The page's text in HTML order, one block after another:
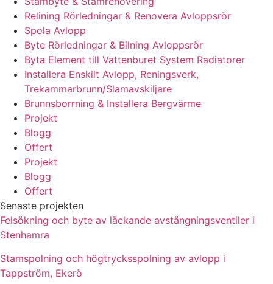
Relining Rörledningar & Renovera Avloppsrör
Spola Avlopp
Byte Rörledningar & Bilning Avloppsrör
Byta Element till Vattenburet System Radiatorer
Installera Enskilt Avlopp, Reningsverk,
Trekammarbrunn/Slamavskiljare
Brunnsborrning & Installera Bergvärme
Projekt
Blogg
Offert
Projekt
Blogg
Offert
Senaste projekten
Felsökning och byte av läckande avstängningsventiler i
Stenhamra
Stamspolning och högtrycksspolning av avlopp i
Tappström, Ekerö